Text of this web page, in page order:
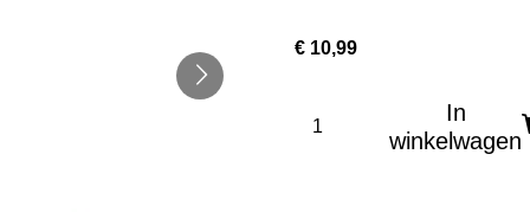
€ 10,99
In
winkelwagen